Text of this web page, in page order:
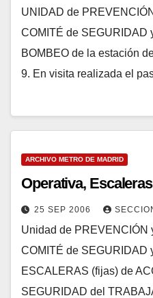
UNIDAD de
COMITÉ de SEGURIDAD
BOMBEO de la estación
9. En visita realizada el
ARCHIVO METRO DE MADRID
Operativa,
25 SEP 2006
Unidad de PREVENCIÓN
COMITÉ de SEGURIDAD
ESCALERAS (fijas) de
SEGURIDAD del